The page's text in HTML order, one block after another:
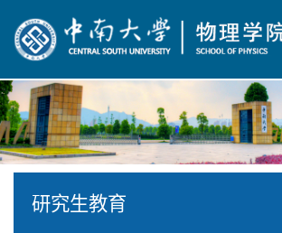
研究生教育